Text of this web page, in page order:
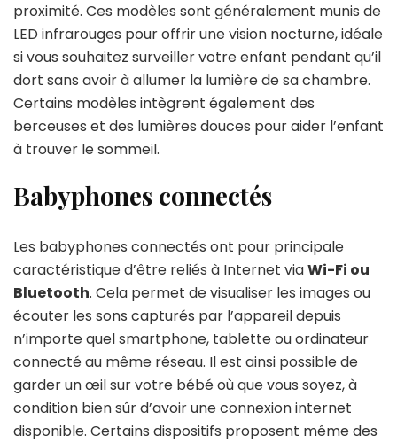
proximité. Ces modèles sont généralement munis de
LED infrarouges pour offrir une vision nocturne, idéale
si vous souhaitez surveiller votre enfant pendant qu’il
dort sans avoir à allumer la lumière de sa chambre.
Certains modèles intègrent également des
berceuses et des lumières douces pour aider l’enfant
à trouver le sommeil.
Babyphones connectés
Les babyphones connectés ont pour principale
caractéristique d’être reliés à Internet viaWi-Fi ou
Bluetooth. Cela permet de visualiser les images ou
écouter les sons capturés par l’appareil depuis
n’importe quel smartphone, tablette ou ordinateur
connecté au même réseau. Il est ainsi possible de
garder un œil sur votre bébé où que vous soyez, à
condition bien sûr d’avoir une connexion internet
disponible. Certains dispositifs proposent même des